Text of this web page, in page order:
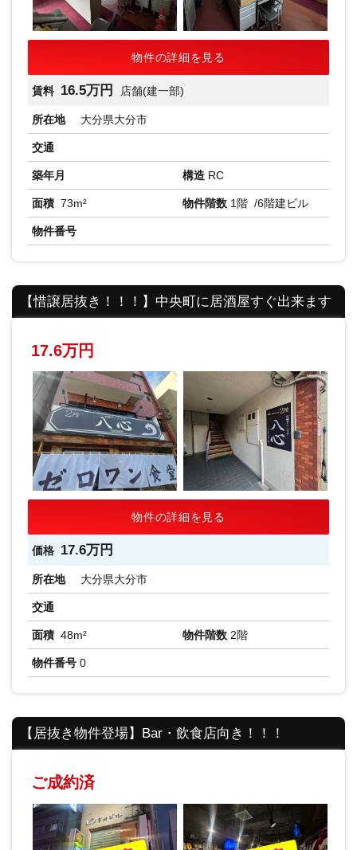
物件の詳細を見る
賃料 16.5万円 店舗(建一部)
所在地 大分県大分市
交通
築年月 構造 RC
面積 73m² 物件階数 1階 /6階建ビル
物件番号
【惜譲居抜き！！！】中央町に居酒屋すぐ出来ます
17.6万円
物件の詳細を見る
価格 17.6万円
所在地 大分県大分市
交通
面積 48m² 物件階数 2階
物件番号 0
【居抜き物件登場】Bar・飲食店向き！！！
ご成約済